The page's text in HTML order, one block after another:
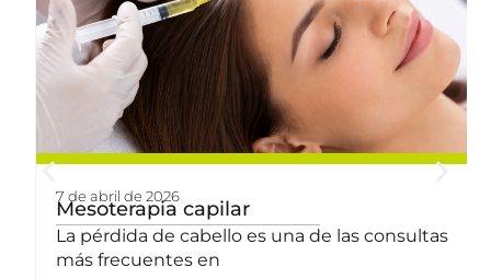
7 de abril de 2026
Mesoterapia capilar
La pérdida de cabello es una de las consultas
más frecuentes en